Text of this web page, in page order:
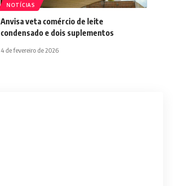
NOTÍCIAS
Anvisa veta comércio de leite
condensado e dois suplementos
4 de fevereiro de 2026